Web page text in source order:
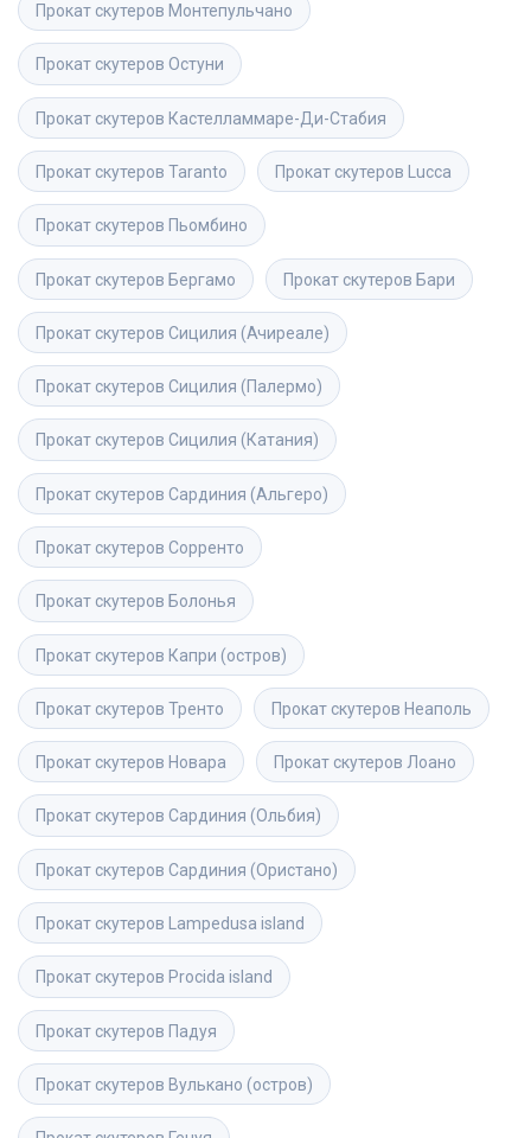
Прокат скутеров Монтепульчано
Прокат скутеров Остуни
Прокат скутеров Кастелламмаре-Ди-Стабия
Прокат скутеров Taranto Прокат скутеров Lucca
Прокат скутеров Пьомбино
Прокат скутеров Бергамо Прокат скутеров Бари
Прокат скутеров Сицилия (Ачиреале)
Прокат скутеров Сицилия (Палермо)
Прокат скутеров Сицилия (Катания)
Прокат скутеров Сардиния (Альгеро)
Прокат скутеров Сорренто
Прокат скутеров Болонья
Прокат скутеров Капри (остров)
Прокат скутеров Тренто Прокат скутеров Неаполь
Прокат скутеров Новара Прокат скутеров Лоано
Прокат скутеров Сардиния (Ольбия)
Прокат скутеров Сардиния (Ористано)
Прокат скутеров Lampedusa island
Прокат скутеров Procida island
Прокат скутеров Падуя
Прокат скутеров Вулькано (остров)